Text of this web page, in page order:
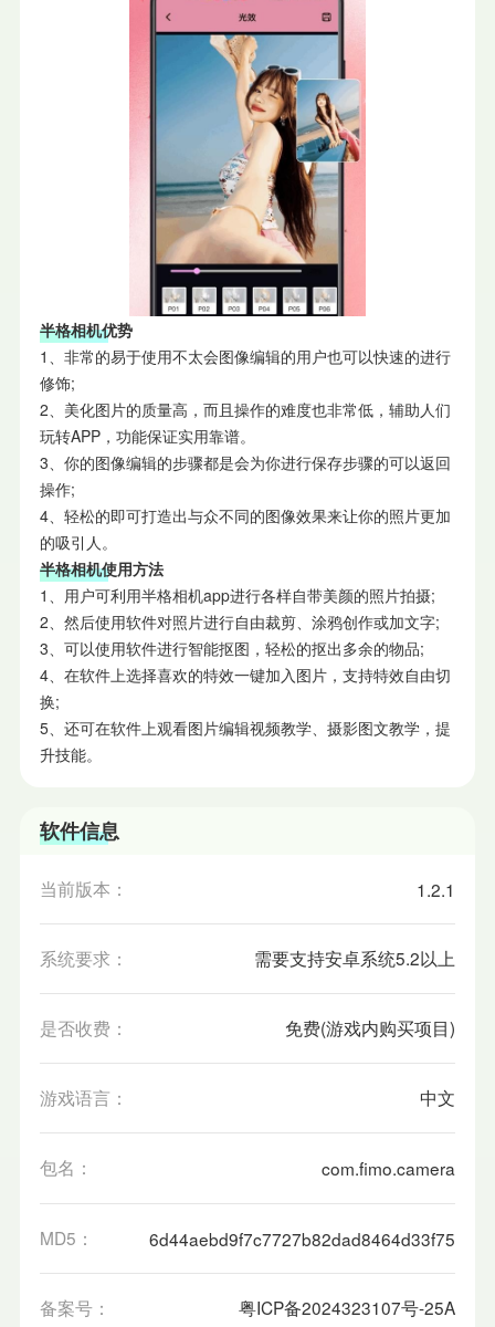
半格相机优势
1、非常的易于使用不太会图像编辑的用户也可以快速的进行
修饰;
2、美化图片的质量高，而且操作的难度也非常低，辅助人们
玩转APP，功能保证实用靠谱。
3、你的图像编辑的步骤都是会为你进行保存步骤的可以返回
操作;
4、轻松的即可打造出与众不同的图像效果来让你的照片更加
的吸引人。
半格相机使用方法
1、用户可利用半格相机app进行各样自带美颜的照片拍摄;
2、然后使用软件对照片进行自由裁剪、涂鸦创作或加文字;
3、可以使用软件进行智能抠图，轻松的抠出多余的物品;
4、在软件上选择喜欢的特效一键加入图片，支持特效自由切
换;
5、还可在软件上观看图片编辑视频教学、摄影图文教学，提
升技能。
软件信息
当前版本： 1.2.1
系统要求： 需要支持安卓系统5.2以上
是否收费： 免费(游戏内购买项目)
游戏语言： 中文
包名： com.fimo.camera
MD5： 6d44aebd9f7c7727b82dad8464d33f75
备案号： 粤ICP备2024323107号-25A